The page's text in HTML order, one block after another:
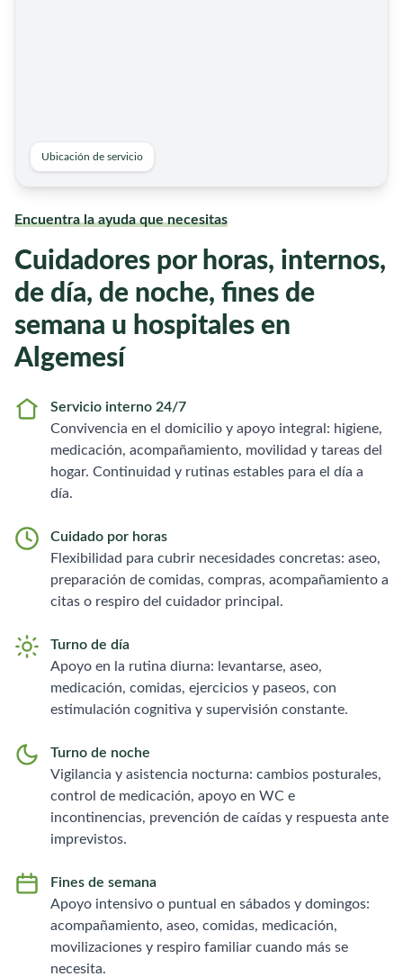
Ubicación de servicio
Encuentra la ayuda que necesitas
Cuidadores por horas, internos,
de día, de noche, fines de
semana u hospitales en
Algemesí
Servicio interno 24/7
Convivencia en el domicilio y apoyo integral: higiene,
medicación, acompañamiento, movilidad y tareas del
hogar. Continuidad y rutinas estables para el día a
día.
Cuidado por horas
Flexibilidad para cubrir necesidades concretas: aseo,
preparación de comidas, compras, acompañamiento a
citas o respiro del cuidador principal.
Turno de día
Apoyo en la rutina diurna: levantarse, aseo,
medicación, comidas, ejercicios y paseos, con
estimulación cognitiva y supervisión constante.
Turno de noche
Vigilancia y asistencia nocturna: cambios posturales,
control de medicación, apoyo en WC e
incontinencias, prevención de caídas y respuesta ante
imprevistos.
Fines de semana
Apoyo intensivo o puntual en sábados y domingos:
acompañamiento, aseo, comidas, medicación,
movilizaciones y respiro familiar cuando más se
necesita.